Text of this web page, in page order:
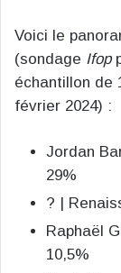
Voici le
(sondage Ifop
échantillon de
février 2024) :
Jordan
29%
? |
Raphaël
10,5%